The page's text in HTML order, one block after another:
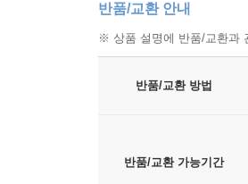
반품/교환 안내
※ 상품 설명에 반품/교환과
반품/교환 방법
반품/교환 가능기간